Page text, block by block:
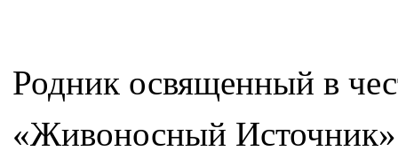
Родник освященный в
«Живоносный Источник»